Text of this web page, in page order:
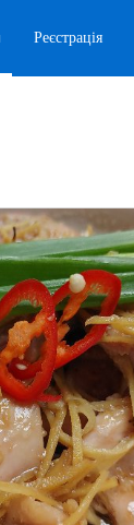
Реєстрація